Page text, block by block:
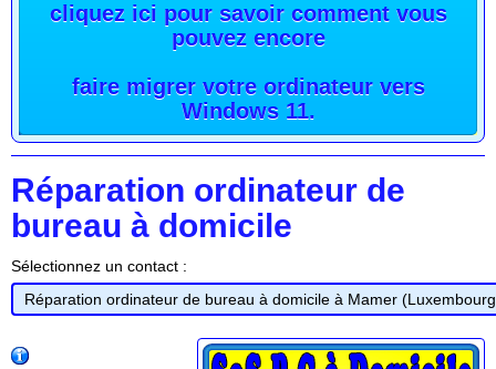
cliquez ici pour savoir comment vous
pouvez encore
faire migrer votre ordinateur vers
Windows 11.
Réparation ordinateur de
bureau à domicile
Sélectionnez un contact :